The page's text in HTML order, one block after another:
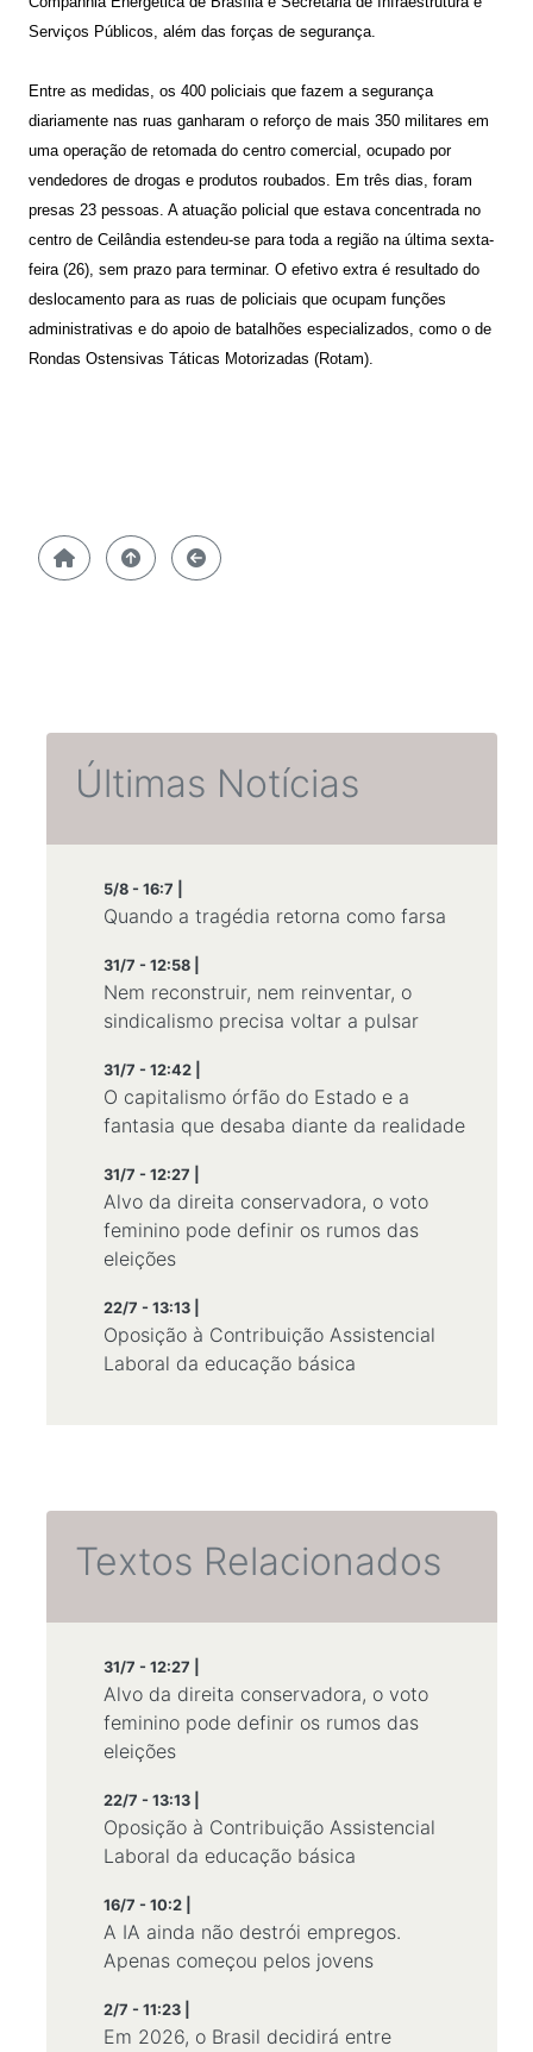
Serviços Públicos, além das forças de segurança.
Entre as medidas, os 400 policiais que fazem a segurança
diariamente nas ruas ganharam o reforço de mais 350 militares em
uma operação de retomada do centro comercial, ocupado por
vendedores de drogas e produtos roubados. Em três dias, foram
presas 23 pessoas. A atuação policial que estava concentrada no
centro de Ceilândia estendeu-se para toda a região na última sexta-
feira (26), sem prazo para terminar. O efetivo extra é resultado do
deslocamento para as ruas de policiais que ocupam funções
administrativas e do apoio de batalhões especializados, como o de
Rondas Ostensivas Táticas Motorizadas (Rotam).
Últimas Notícias
5/8 - 16:7 |
Quando a tragédia retorna como farsa
31/7 - 12:58 |
Nem reconstruir, nem reinventar, o
sindicalismo precisa voltar a pulsar
31/7 - 12:42 |
O capitalismo órfão do Estado e a
fantasia que desaba diante da realidade
31/7 - 12:27 |
Alvo da direita conservadora, o voto
feminino pode definir os rumos das
eleições
22/7 - 13:13 |
Oposição à Contribuição Assistencial
Laboral da educação básica
Textos Relacionados
31/7 - 12:27 |
Alvo da direita conservadora, o voto
feminino pode definir os rumos das
eleições
22/7 - 13:13 |
Oposição à Contribuição Assistencial
Laboral da educação básica
16/7 - 10:2 |
A IA ainda não destrói empregos.
Apenas começou pelos jovens
2/7 - 11:23 |
Em 2026, o Brasil decidirá entre